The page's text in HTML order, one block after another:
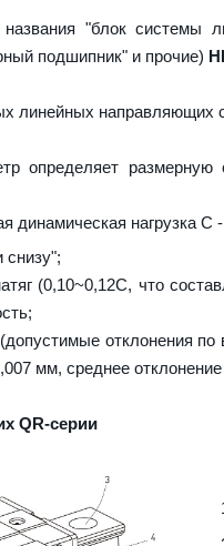
названия "блок
подшипник" и прочие)
линейных направляющих
определяет
динамическая нагрузка C
снизу";
(0,10~0,12C, что
отклонения
мм, среднее
QR-серии